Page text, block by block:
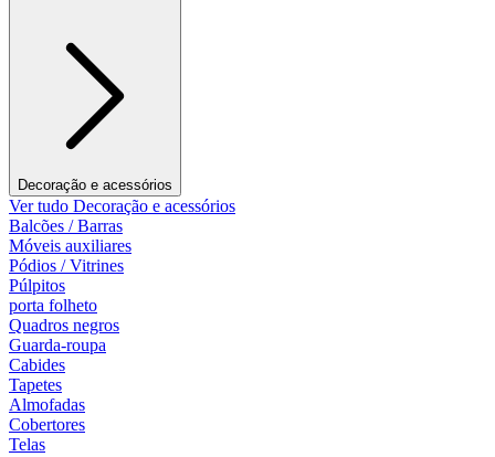
Decoração e acessórios
Ver tudo Decoração e acessórios
Balcões / Barras
Móveis auxiliares
Pódios / Vitrines
Púlpitos
porta folheto
Quadros negros
Guarda-roupa
Cabides
Tapetes
Almofadas
Cobertores
Telas